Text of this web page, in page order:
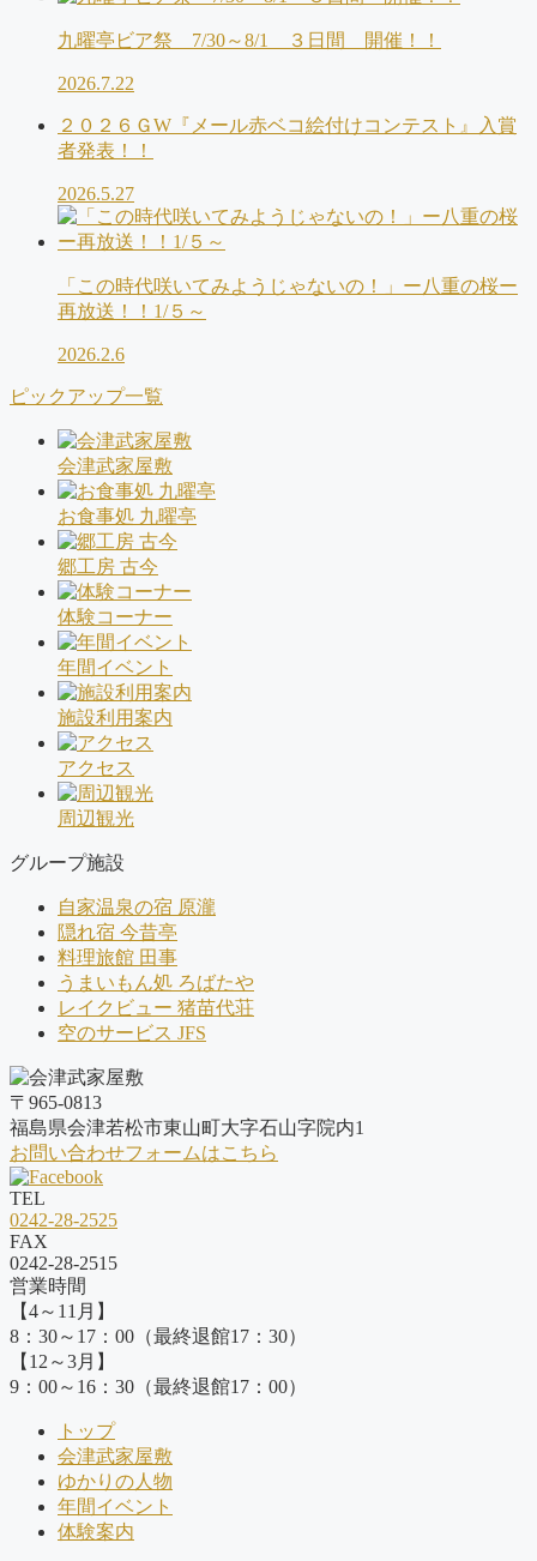
九曜亭ビア祭 7/30～8/1 ３日間 開催！！
2026.7.22
２０２６ＧW『メール赤ベコ絵付けコンテスト』入賞
者発表！！
2026.5.27
「この時代咲いてみようじゃないの！」ー八重の桜ー
再放送！！1/５～
2026.2.6
ピックアップ一覧
会津武家屋敷
お食事処 九曜亭
郷工房 古今
体験コーナー
年間イベント
施設利用案内
アクセス
周辺観光
グループ施設
自家温泉の宿 原瀧
隠れ宿 今昔亭
料理旅館 田事
うまいもん処 ろばたや
レイクビュー 猪苗代荘
空のサービス JFS
〒965-0813
福島県会津若松市東山町大字石山字院内1
お問い合わせフォームはこちら
TEL
0242-28-2525
FAX
0242-28-2515
営業時間
【4～11月】
8：30～17：00（最終退館17：30）
【12～3月】
9：00～16：30（最終退館17：00）
トップ
会津武家屋敷
ゆかりの人物
年間イベント
体験案内